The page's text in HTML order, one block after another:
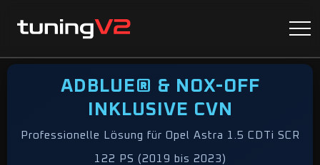
ADBLUE® & NOX-OFF
INKLUSIVE CVN
Professionelle Lösung für Opel Astra 1.5 CDTi SCR
122 PS (2019 bis 2023)